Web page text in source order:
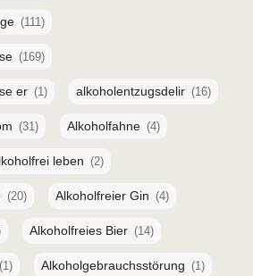
(111)
(169)
er (1) alkoholentzugsdelir (16)
(31) Alkoholfahne (4)
leben (2)
(20) Alkoholfreier Gin (4)
Alkoholfreies Bier (14)
(1) Alkoholgebrauchsstörung (1)